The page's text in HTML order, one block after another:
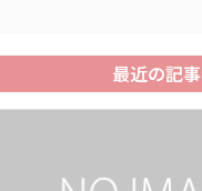
最近の記事